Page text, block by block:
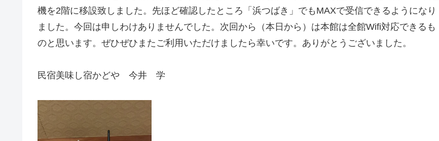
機を2階に移設致しました。先ほど確認したところ「浜つばき」でもMAXで受信できるようになり
ました。今回は申しわけありませんでした。次回から（本日から）は本館は全館Wifi対応できるも
のと思います。ぜひぜひまたご利用いただけましたら幸いです。ありがとうございました。
民宿美味し宿かどや 今井 学